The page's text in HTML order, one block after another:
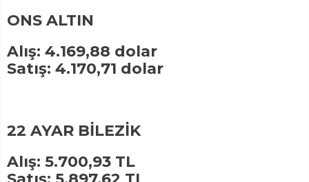
ONS ALTIN
Alış: 4.169,88 dolar
Satış: 4.170,71 dolar
22 AYAR BİLEZİK
Alış: 5.700,93 TL